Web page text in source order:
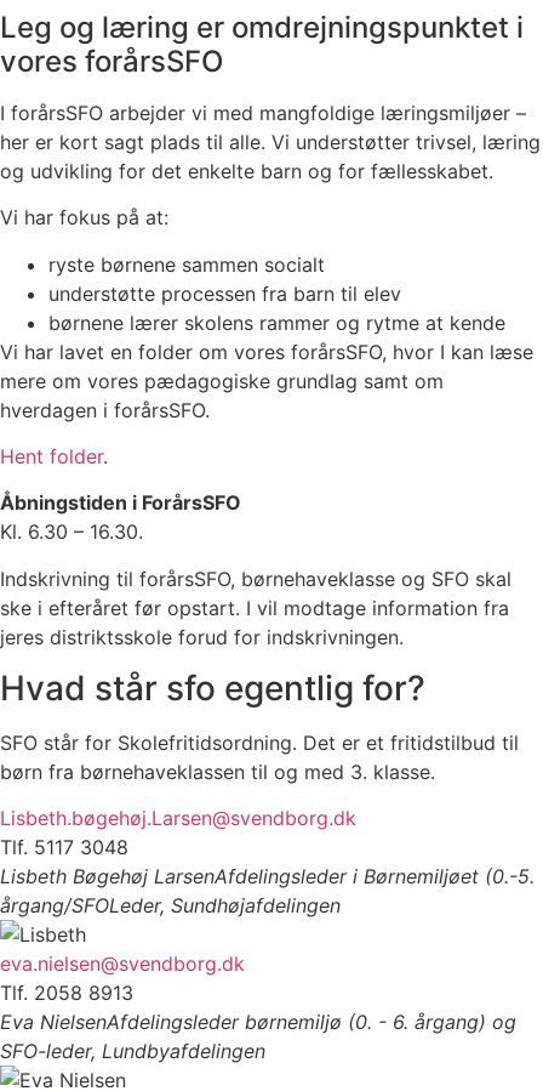
Leg og læring er omdrejningspunktet i
vores forårsSFO
I forårsSFO arbejder vi med mangfoldige læringsmiljøer –
her er kort sagt plads til alle. Vi understøtter trivsel, læring
og udvikling for det enkelte barn og for fællesskabet.
Vi har fokus på at:
ryste børnene sammen socialt
understøtte processen fra barn til elev
børnene lærer skolens rammer og rytme at kende
Vi har lavet en folder om vores forårsSFO, hvor I kan læse
mere om vores pædagogiske grundlag samt om
hverdagen i forårsSFO.
Hent folder.
Åbningstiden i ForårsSFO
Kl. 6.30 – 16.30.
Indskrivning til forårsSFO, børnehaveklasse og SFO skal
ske i efteråret før opstart. I vil modtage information fra
jeres distriktsskole forud for indskrivningen.
Hvad står sfo egentlig for?
SFO står for Skolefritidsordning. Det er et fritidstilbud til
børn fra børnehaveklassen til og med 3. klasse.
Lisbeth.bøgehøj.Larsen@svendborg.dk
Tlf. 5117 3048
Lisbeth Bøgehøj LarsenAfdelingsleder i Børnemiljøet (0.-5.
årgang/SFOLeder, Sundhøjafdelingen
eva.nielsen@svendborg.dk
Tlf. 2058 8913
Eva NielsenAfdelingsleder børnemiljø (0. - 6. årgang) og
SFO-leder, Lundbyafdelingen